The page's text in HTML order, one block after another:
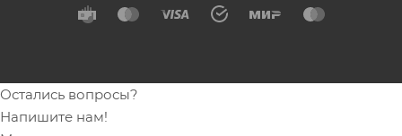
Остались вопросы?
Напишите нам!